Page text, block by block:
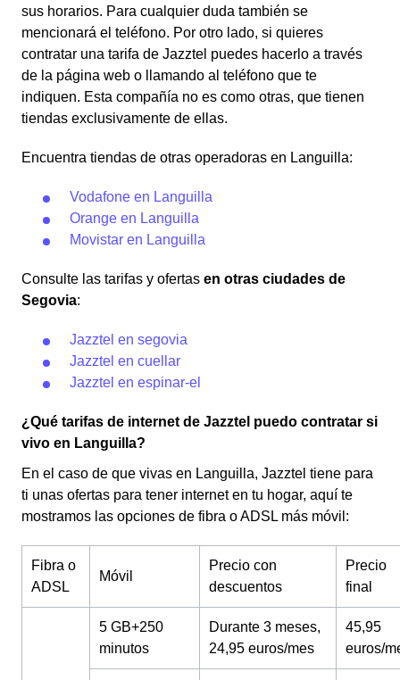
sus horarios. Para cualquier duda también se
mencionará el teléfono. Por otro lado, si quieres
contratar una tarifa de Jazztel puedes hacerlo a través
de la página web o llamando al teléfono que te
indiquen. Esta compañía no es como otras, que tienen
tiendas exclusivamente de ellas.
Encuentra tiendas de otras operadoras en Languilla:
Vodafone en Languilla
Orange en Languilla
Movistar en Languilla
Consulte las tarifas y ofertas en otras ciudades de
Segovia:
Jazztel en segovia
Jazztel en cuellar
Jazztel en espinar-el
¿Qué tarifas de internet de Jazztel puedo contratar si
vivo en Languilla?
En el caso de que vivas en Languilla, Jazztel tiene para
ti unas ofertas para tener internet en tu hogar, aquí te
mostramos las opciones de fibra o ADSL más móvil:
Fibra o
ADSL
Móvil
Precio con
descuentos
Precio
final
5 GB+250
minutos
Durante 3 meses,
24,95 euros/mes
45,95
euros/